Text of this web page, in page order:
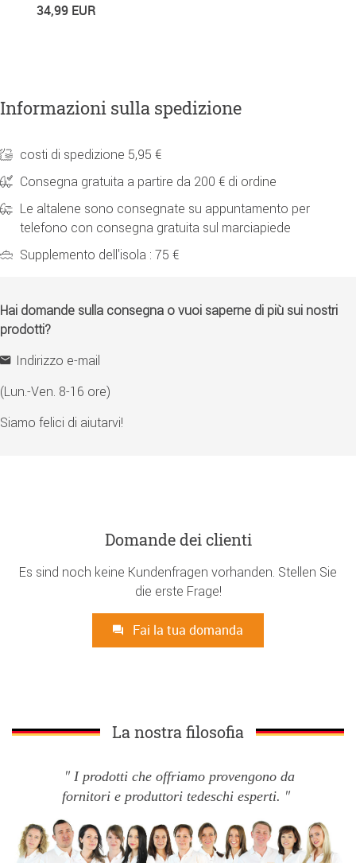
34,99 EUR
Informazioni sulla spedizione
costi di spedizione 5,95 €
Consegna gratuita a partire da 200 € di ordine
Le altalene sono consegnate su appuntamento per
telefono con consegna gratuita sul marciapiede
Supplemento dell'isola : 75 €
Hai domande sulla consegna o vuoi saperne di più sui nostri
prodotti?
Indirizzo e-mail
(Lun.-Ven. 8-16 ore)
Siamo felici di aiutarvi!
Domande dei clienti
Es sind noch keine Kundenfragen vorhanden. Stellen Sie
die erste Frage!
Fai la tua domanda
La nostra filosofia
I prodotti che offriamo provengono da
fornitori e produttori tedeschi esperti.